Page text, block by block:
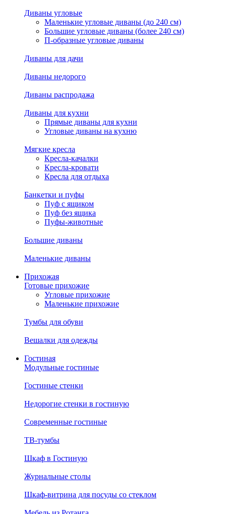
Диваны угловые
Маленькие угловые диваны (до 240 см)
Большие угловые диваны (более 240 см)
П-образные угловые диваны
Диваны для дачи
Диваны недорого
Диваны распродажа
Диваны для кухни
Прямые диваны для кухни
Угловые диваны на кухню
Мягкие кресла
Кресла-качалки
Кресла-кровати
Кресла для отдыха
Банкетки и пуфы
Пуф с ящиком
Пуф без ящика
Пуфы-животные
Большие диваны
Маленькие диваны
Прихожая
Готовые прихожие
Угловые прихожие
Маленькие прихожие
Тумбы для обуви
Вешалки для одежды
Гостиная
Модульные гостиные
Гостиные стенки
Недорогие стенки в гостиную
Современные гостиные
ТВ-тумбы
Шкаф в Гостиную
Журнальные столы
Шкаф-витрина для посуды со стеклом